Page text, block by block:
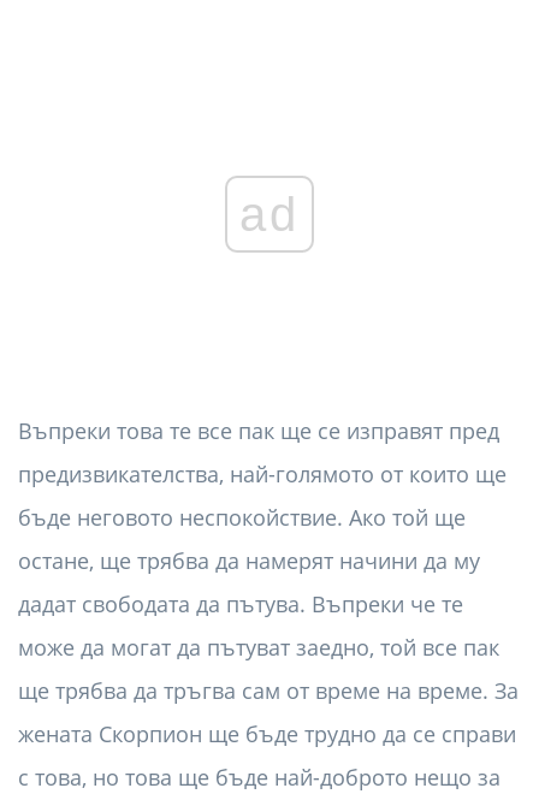
ad
Въпреки това те все пак ще се изправят пред
предизвикателства, най-голямото от които ще
бъде неговото неспокойствие. Ако той ще
остане, ще трябва да намерят начини да му
дадат свободата да пътува. Въпреки че те
може да могат да пътуват заедно, той все пак
ще трябва да тръгва сам от време на време. За
жената Скорпион ще бъде трудно да се справи
с това, но това ще бъде най-доброто нещо за